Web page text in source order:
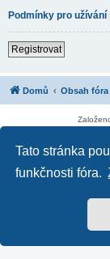
Tato stránka
funkčnosti fóra.
Podmínky pro užívání
Registrovat
Domů Obsah fóra